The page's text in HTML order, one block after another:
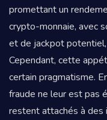
promettant un
crypto-monnaie, avec
et de jackpot
Cependant, cette
certain pragmatisme.
fraude ne leur est pas
restent attachés à des